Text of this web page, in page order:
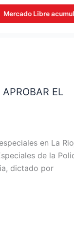
fiscales por
EL
en La
de la
dictado por